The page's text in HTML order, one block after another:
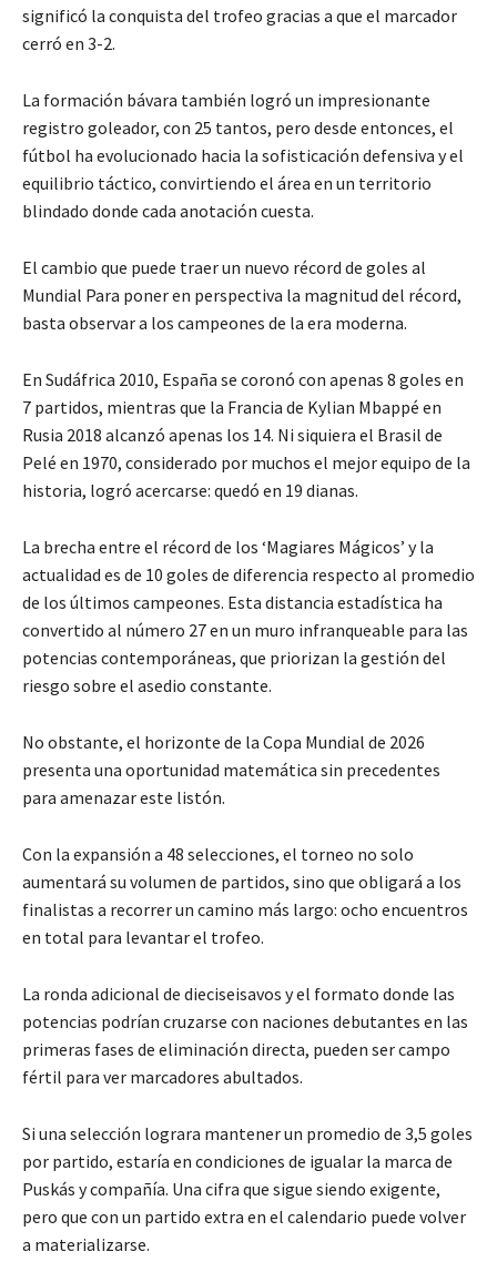
significó la conquista del trofeo gracias a que el marcador
cerró en 3-2.
La formación bávara también logró un impresionante
registro goleador, con 25 tantos, pero desde entonces, el
fútbol ha evolucionado hacia la sofisticación defensiva y el
equilibrio táctico, convirtiendo el área en un territorio
blindado donde cada anotación cuesta.
El cambio que puede traer un nuevo récord de goles al
Mundial Para poner en perspectiva la magnitud del récord,
basta observar a los campeones de la era moderna.
En Sudáfrica 2010, España se coronó con apenas 8 goles en
7 partidos, mientras que la Francia de Kylian Mbappé en
Rusia 2018 alcanzó apenas los 14. Ni siquiera el Brasil de
Pelé en 1970, considerado por muchos el mejor equipo de la
historia, logró acercarse: quedó en 19 dianas.
La brecha entre el récord de los ‘Magiares Mágicos’ y la
actualidad es de 10 goles de diferencia respecto al promedio
de los últimos campeones. Esta distancia estadística ha
convertido al número 27 en un muro infranqueable para las
potencias contemporáneas, que priorizan la gestión del
riesgo sobre el asedio constante.
No obstante, el horizonte de la Copa Mundial de 2026
presenta una oportunidad matemática sin precedentes
para amenazar este listón.
Con la expansión a 48 selecciones, el torneo no solo
aumentará su volumen de partidos, sino que obligará a los
finalistas a recorrer un camino más largo: ocho encuentros
en total para levantar el trofeo.
La ronda adicional de dieciseisavos y el formato donde las
potencias podrían cruzarse con naciones debutantes en las
primeras fases de eliminación directa, pueden ser campo
fértil para ver marcadores abultados.
Si una selección lograra mantener un promedio de 3,5 goles
por partido, estaría en condiciones de igualar la marca de
Puskás y compañía. Una cifra que sigue siendo exigente,
pero que con un partido extra en el calendario puede volver
a materializarse.